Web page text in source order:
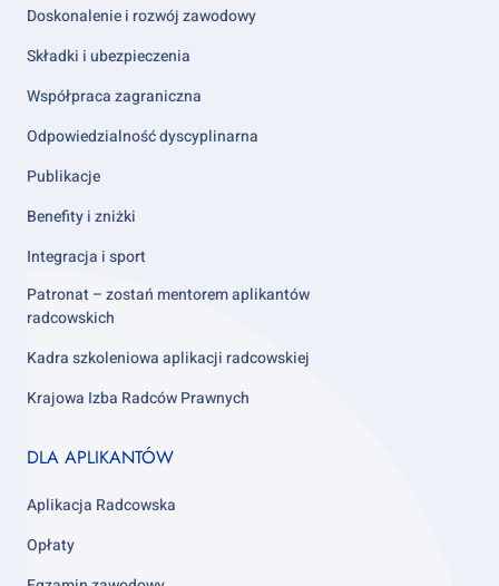
Doskonalenie i rozwój zawodowy
Składki i ubezpieczenia
Współpraca zagraniczna
Odpowiedzialność dyscyplinarna
Publikacje
Benefity i zniżki
Integracja i sport
Patronat – zostań mentorem aplikantów
radcowskich
Kadra szkoleniowa aplikacji radcowskiej
Krajowa Izba Radców Prawnych
Footer
3
DLA APLIKANTÓW
Aplikacja Radcowska
Opłaty